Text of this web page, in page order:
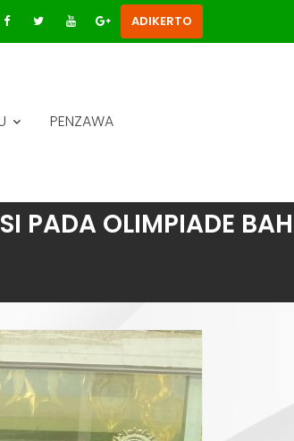
ADIKERTO
PENZAWA
PADA OLIMPIADE